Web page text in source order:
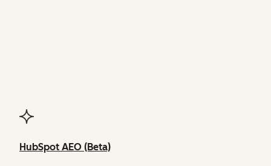
HubSpot AEO (Beta)